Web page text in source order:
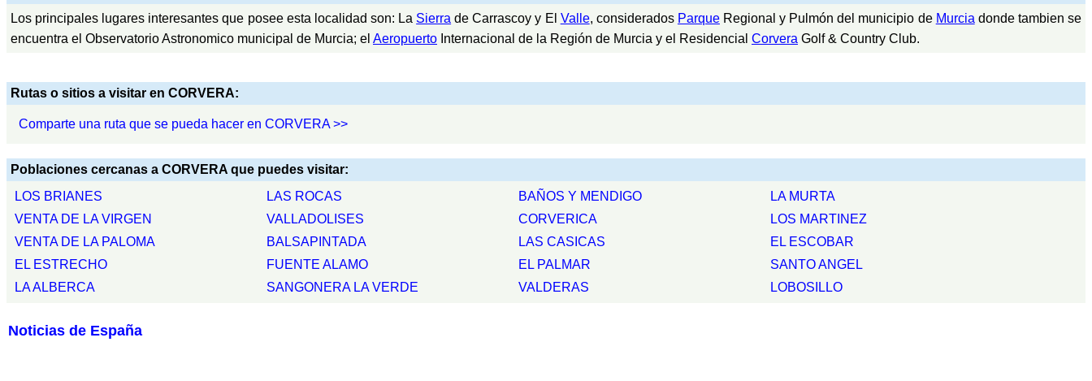
Los principales lugares interesantes que posee esta localidad son: La Sierra de Carrascoy y El Valle, considerados ParqueRegional y Pulmón del municipio de Murcia donde tambien se
encuentra el Observatorio Astronomico municipal de Murcia; el Aeropuerto Internacional de la Región de Murcia y el Residencial Corvera Golf & Country Club.
Rutas o sitios a visitar en CORVERA:
Comparte una ruta que se pueda hacer en CORVERA >>
Poblaciones cercanas a CORVERA que puedes visitar:
LOS BRIANES
LAS ROCAS BAÑOS Y MENDIGO
LA MURTA
VENTA DE LA VIRGEN
VALLADOLISES CORVERICA
LOS MARTINEZ
VENTA DE LA PALOMA
BALSAPINTADA LAS CASICAS
EL ESCOBAR
EL ESTRECHO
FUENTE ALAMO EL PALMAR
SANTO ANGEL
LA ALBERCA
SANGONERA LA VERDE VALDERAS LOBOSILLO
Noticias de España